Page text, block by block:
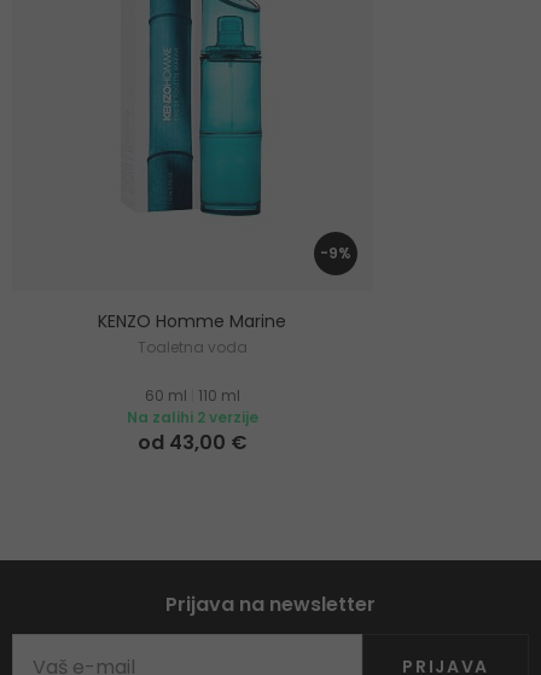
-9%
KENZO Homme Marine
Toaletna voda
60 ml
110 ml
Na zalihi 2 verzije
od 43,00 €
Prijava na newsletter
PRIJAVA